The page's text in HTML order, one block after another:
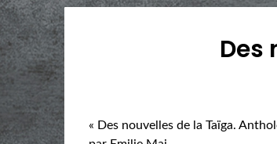
Des
« Des nouvelles de la Taïga.